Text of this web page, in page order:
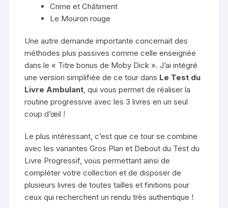
Crime et Châtiment
Le Mouron rouge
Une autre demande importante concernait des
méthodes plus passives comme celle enseignée
dans le « Titre bonus de Moby Dick ». J’ai intégré
une version simplifiée de ce tour dans Le Test du
Livre Ambulant, qui vous permet de réaliser la
routine progressive avec les 3 livres en un seul
coup d’œil !
Le plus intéressant, c’est que ce tour se combine
avec les variantes Gros Plan et Debout du Test du
Livre Progressif, vous permettant ainsi de
compléter votre collection et de disposer de
plusieurs livres de toutes tailles et finitions pour
ceux qui recherchent un rendu très authentique !